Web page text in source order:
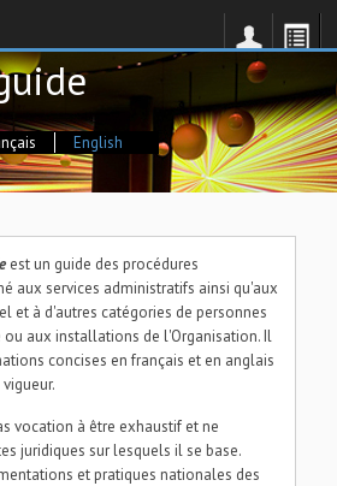
English
est un guide des procédures
aux services administratifs ainsi qu'aux
et à d'autres catégories de personnes
ou aux installations de l'Organisation. Il
concises en français et en anglais
vocation à être exhaustif et ne
juridiques sur lesquels il se base.
et pratiques nationales des